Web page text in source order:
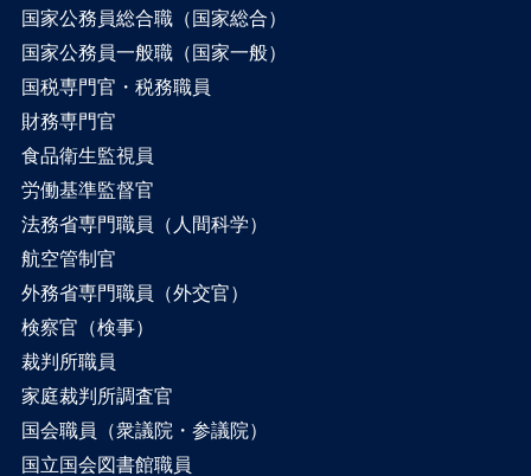
国家公務員総合職（国家総合）
国家公務員一般職（国家一般）
国税専門官・税務職員
財務専門官
食品衛生監視員
労働基準監督官
法務省専門職員（人間科学）
航空管制官
外務省専門職員（外交官）
検察官（検事）
裁判所職員
家庭裁判所調査官
国会職員（衆議院・参議院）
国立国会図書館職員